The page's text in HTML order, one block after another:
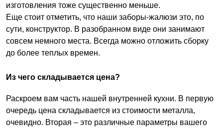
изготовления тоже существенно меньше.
Еще стоит отметить, что наши заборы-жалюзи это, по
сути, конструктор. В разобранном виде они занимают
совсем немного места. Всегда можно отложить сборку
до более теплых времен.
Из чего складывается цена?
Раскроем вам часть нашей внутренней кухни. В первую
очередь цена складывается из стоимости металла,
очевидно. Вторая – это различные параметры вашего